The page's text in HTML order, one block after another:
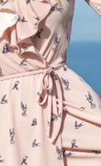
Coral Dress